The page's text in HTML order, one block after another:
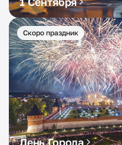
Скоро праздник
День Города